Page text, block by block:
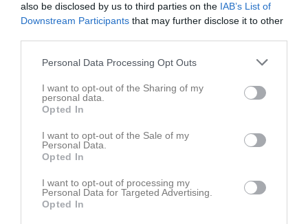
also be disclosed by us to third parties on the IAB’s List of
Downstream Participants that may further disclose it to other
Personal Data Processing Opt Outs
I want to opt-out of the Sharing of my
personal data.
Opted In
I want to opt-out of the Sale of my
Personal Data.
Opted In
I want to opt-out of processing my
Personal Data for Targeted Advertising.
Opted In
Ingen video uppladdad
Logga in och ladda upp ert första klipp
Senast uppdaterade album
Inget album finns skapat
Logga in som administratör och skapa ert första album